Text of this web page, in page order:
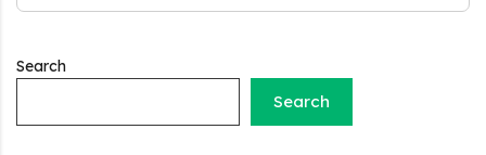
Search
Search
सब्सिडी
निर्माण लोन योजना से मजदुर साथी ले सकते है दो लाख का लोन, 8 साल नहीं देना